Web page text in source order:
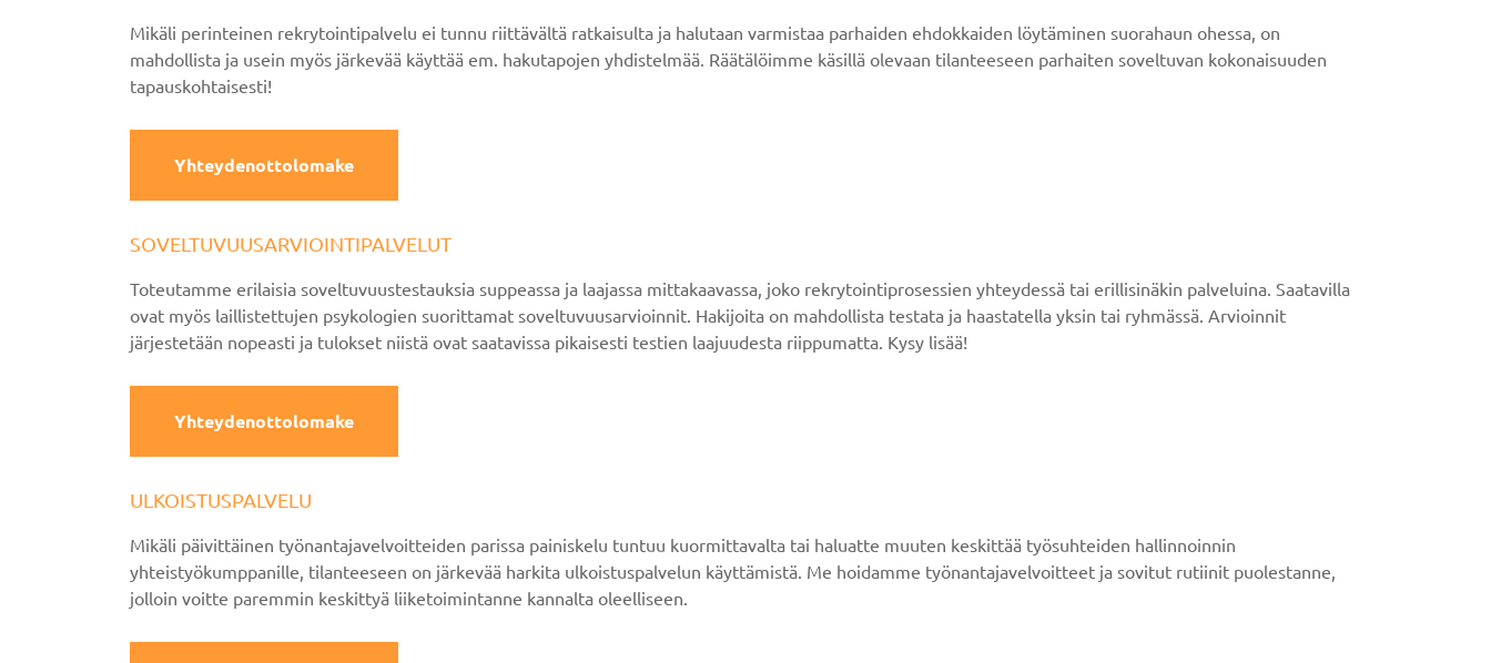
Mikäli perinteinen rekrytointipalvelu ei tunnu riittävältä ratkaisulta ja halutaan varmistaa parhaiden ehdokkaiden löytäminen suorahaun ohessa, on
mahdollista ja usein myös järkevää käyttää em. hakutapojen yhdistelmää. Räätälöimme käsillä olevaan tilanteeseen parhaiten soveltuvan kokonaisuuden
tapauskohtaisesti!
Yhteydenottolomake
SOVELTUVUUSARVIOINTIPALVELUT
Toteutamme erilaisia soveltuvuustestauksia suppeassa ja laajassa mittakaavassa, joko rekrytointiprosessien yhteydessä tai erillisinäkin palveluina. Saatavilla
ovat myös laillistettujen psykologien suorittamat soveltuvuusarvioinnit. Hakijoita on mahdollista testata ja haastatella yksin tai ryhmässä. Arvioinnit
järjestetään nopeasti ja tulokset niistä ovat saatavissa pikaisesti testien laajuudesta riippumatta. Kysy lisää!
Yhteydenottolomake
ULKOISTUSPALVELU
Mikäli päivittäinen työnantajavelvoitteiden parissa painiskelu tuntuu kuormittavalta tai haluatte muuten keskittää työsuhteiden hallinnoinnin
yhteistyökumppanille, tilanteeseen on järkevää harkita ulkoistuspalvelun käyttämistä. Me hoidamme työnantajavelvoitteet ja sovitut rutiinit puolestanne,
jolloin voitte paremmin keskittyä liiketoimintanne kannalta oleelliseen.